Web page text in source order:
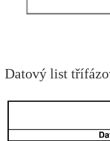
Datový list